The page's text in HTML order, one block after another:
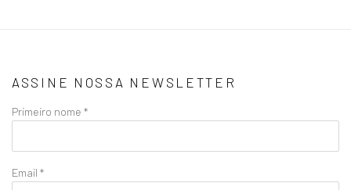
ASSINE NOSSA NEWSLETTER
Primeiro nome *
Email *